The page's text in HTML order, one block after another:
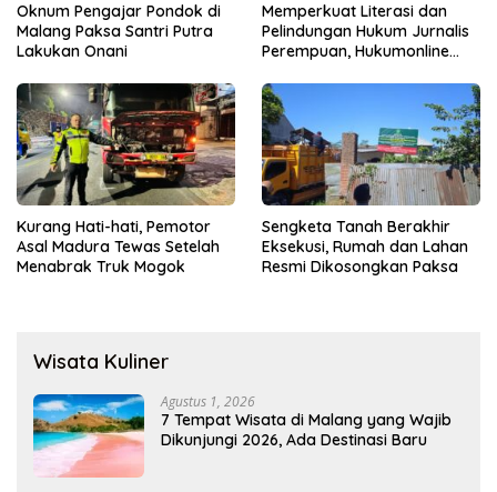
Oknum Pengajar Pondok di
Malang Paksa Santri Putra
Lakukan Onani
Memperkuat Literasi dan
Pelindungan Hukum Jurnalis
Perempuan, Hukumonline
Gratis
Kurang Hati-hati, Pemotor
Asal Madura Tewas Setelah
Menabrak Truk Mogok
Sengketa Tanah Berakhir
Eksekusi, Rumah dan Lahan
Resmi Dikosongkan Paksa
Wisata Kuliner
Agustus 1, 2026
7 Tempat Wisata di Malang yang Wajib
Dikunjungi 2026, Ada Destinasi Baru